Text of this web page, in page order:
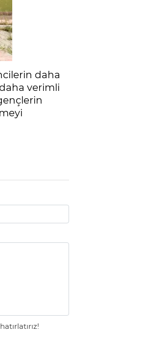
daha
verimli